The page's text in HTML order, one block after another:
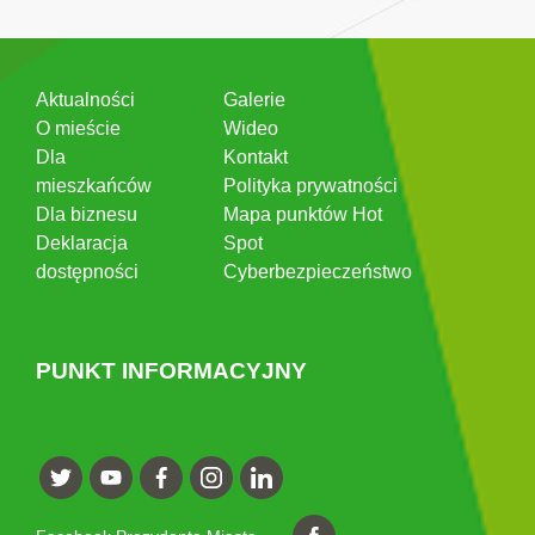
Aktualności
O mieście
Dla
mieszkańców
Dla biznesu
Deklaracja
dostępności
Galerie
Wideo
Kontakt
Polityka prywatności
Mapa punktów Hot
Spot
Cyberbezpieczeństwo
PUNKT INFORMACYJNY